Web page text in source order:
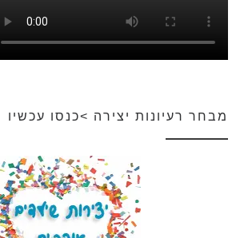
מבחר רעיונות יצירה >כנסו עכשיו